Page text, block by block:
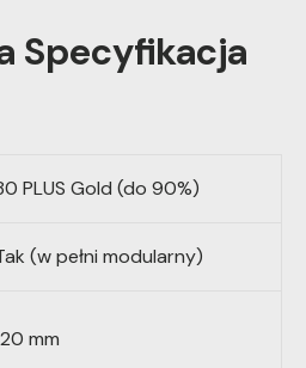
Specyfikacja
PLUS Gold (do 90%)
(w pełni modularny)
mm